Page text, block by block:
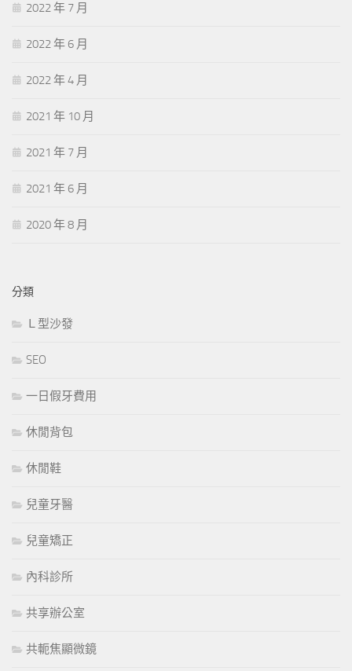
2022 年 7 月
2022 年 6 月
2022 年 4 月
2021 年 10 月
2021 年 7 月
2021 年 6 月
2020 年 8 月
分類
Ｌ型沙發
SEO
一日假牙費用
休閒背包
休閒鞋
兒童牙醫
兒童矯正
內科診所
共享辦公室
共軛焦顯微鏡